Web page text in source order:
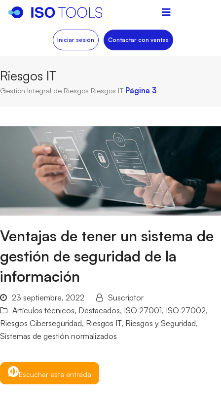
Iniciar sesión Contactar con ventas
Riesgos IT
Gestión Integral de Riesgos Riesgos IT Página 3
Ventajas de tener un sistema de
gestión de seguridad de la
información
23 septiembre, 2022
Suscriptor
Artículos técnicos, Destacados, ISO 27001, ISO 27002,
Riesgos Ciberseguridad, Riesgos IT, Riesgos y Seguridad,
Sistemas de gestión normalizados
Escuchar esta entrada